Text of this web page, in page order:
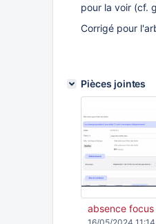
pour la voir (cf.
Corrigé pour
Pièces jointes
absence focus